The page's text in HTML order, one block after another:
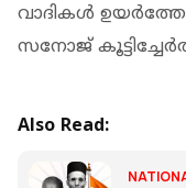
വാദികള്‍
സനോജ്
Also Read: